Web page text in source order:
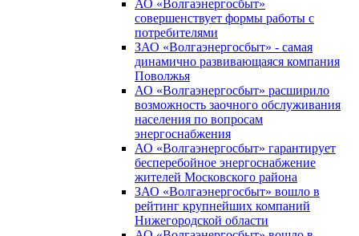
АО «Волгаэнергосбыт»
совершенствует формы работы с
потребителями
ЗАО «Волгаэнергосбыт» - самая
динамично развивающаяся компания
Поволжья
АО «Волгаэнергосбыт» расширило
возможность заочного обслуживания
населения по вопросам
энергоснабжения
АО «Волгаэнергосбыт» гарантирует
бесперебойное энергоснабжение
жителей Московского района
ЗАО «Волгаэнергосбыт» вошло в
рейтинг крупнейших компаний
Нижегородской области